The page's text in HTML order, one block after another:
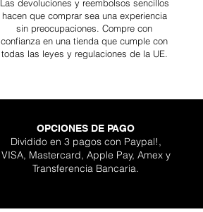
Las devoluciones y reembolsos sencillos
hacen que comprar sea una experiencia
sin preocupaciones. Compre con
confianza en una tienda que cumple con
todas las leyes y regulaciones de la UE.
OPCIONES DE PAGO
Dividido en 3 pagos con Paypal!,
VISA, Mastercard, Apple Pay, Amex y
Transferencia Bancaria.